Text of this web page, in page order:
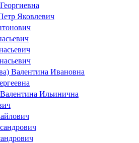
Яковлевич
Валентина Ивановна
Ильинична